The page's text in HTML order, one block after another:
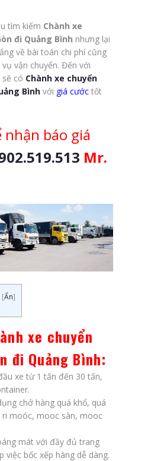
tìm kiếm Chành xe
đi Quảng Bình nhưng lại
về bài toán chi phí cũng
vận chuyển. Đến với
sẽ có Chành xe chuyển
Bình với giá cước tốt
nhận báo giá
Mr.
[Ẩn]
xe chuyển
đi Quảng Bình:
xe từ 1 tấn đến 30 tấn,
chở hàng quá khổ, quá
moóc, mooc sàn, mooc
mát với đầy đủ trang
việc bốc xếp hàng dễ dàng.